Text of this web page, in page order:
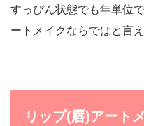
すっぴん状態でも年単位
ートメイクならではと言え
リップ(唇)アート